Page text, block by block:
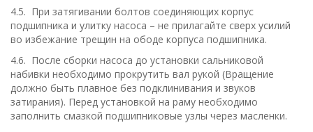
4.5. При затягивании болтов соединяющих корпус
подшипника и улитку насоса – не прилагайте сверх усилий
во избежание трещин на ободе корпуса подшипника.
4.6. После сборки насоса до установки сальниковой
набивки необходимо прокрутить вал рукой (Вращение
должно быть плавное без подклинивания и звуков
затирания). Перед установкой на раму необходимо
заполнить смазкой подшипниковые узлы через масленки.